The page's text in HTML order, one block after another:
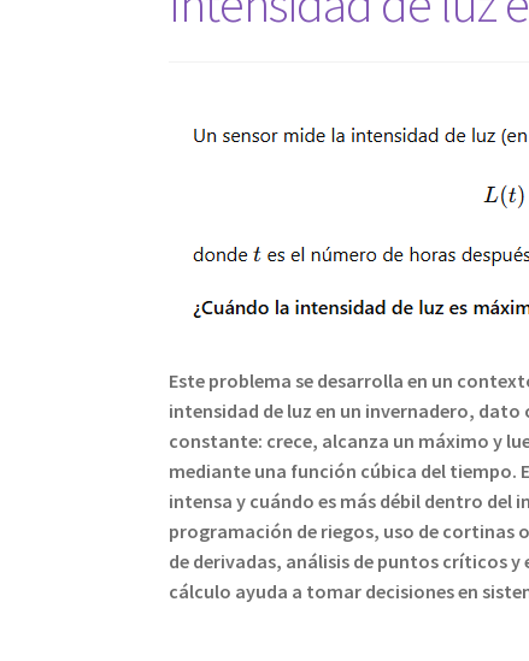
Este problema se desarrolla en un
intensidad de luz en un invernadero,
constante: crece, alcanza un máximo y
mediante una función cúbica del tiempo.
intensa y cuándo es más débil dentro del
programación de riegos, uso de cortinas
de derivadas, análisis de puntos críticos
cálculo ayuda a tomar decisiones en